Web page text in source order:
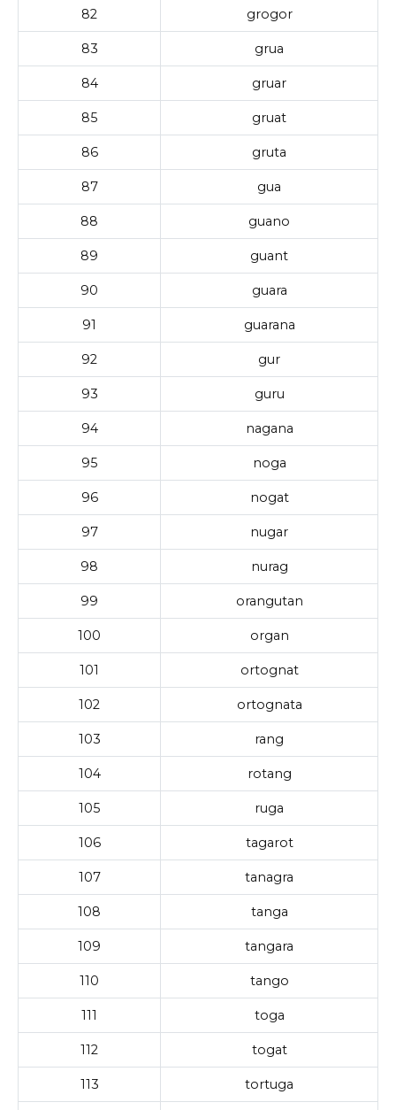
82 grogor
83 grua
84 gruar
85 gruat
86 gruta
87 gua
88 guano
89 guant
90 guara
91 guarana
92 gur
93 guru
94 nagana
95 noga
96 nogat
97 nugar
98 nurag
99 orangutan
100 organ
101 ortognat
102 ortognata
103 rang
104 rotang
105 ruga
106 tagarot
107 tanagra
108 tanga
109 tangara
110 tango
111 toga
112 togat
113 tortuga